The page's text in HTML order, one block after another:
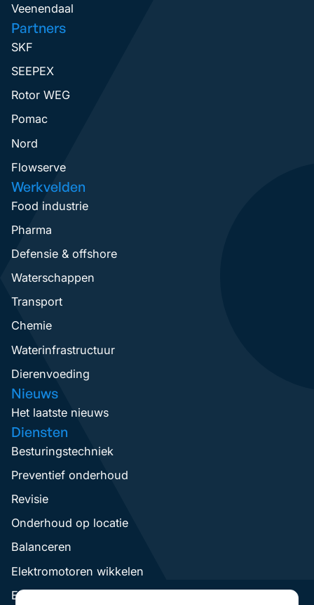
Veenendaal
Partners
SKF
SEEPEX
Rotor WEG
Pomac
Nord
Flowserve
Werkvelden
Food industrie
Pharma
Defensie & offshore
Waterschappen
Transport
Chemie
Waterinfrastructuur
Dierenvoeding
Nieuws
Het laatste nieuws
Diensten
Besturingstechniek
Preventief onderhoud
Revisie
Onderhoud op locatie
Balanceren
Elektromotoren wikkelen
Elektromotoren Revisie